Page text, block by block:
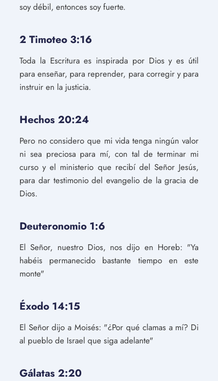
soy débil, entonces soy fuerte.
2 Timoteo 3:16
Toda la Escritura es inspirada por Dios y es útil
para enseñar, para reprender, para corregir y para
instruir en la justicia.
Hechos 20:24
Pero no considero que mi vida tenga ningún valor
ni sea preciosa para mí, con tal de terminar mi
curso y el ministerio que recibí del Señor Jesús,
para dar testimonio del evangelio de la gracia de
Dios.
Deuteronomio 1:6
El Señor, nuestro Dios, nos dijo en Horeb: "Ya
habéis permanecido bastante tiempo en este
monte"
Éxodo 14:15
El Señor dijo a Moisés: "¿Por qué clamas a mí? Di
al pueblo de Israel que siga adelante"
Gálatas 2:20